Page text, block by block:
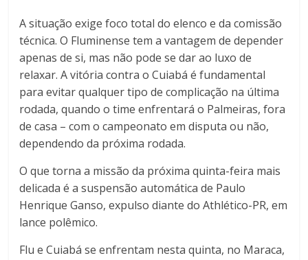
A situação exige foco total do elenco e da comissão
técnica. O Fluminense tem a vantagem de depender
apenas de si, mas não pode se dar ao luxo de
relaxar. A vitória contra o Cuiabá é fundamental
para evitar qualquer tipo de complicação na última
rodada, quando o time enfrentará o Palmeiras, fora
de casa – com o campeonato em disputa ou não,
dependendo da próxima rodada.
O que torna a missão da próxima quinta-feira mais
delicada é a suspensão automática de Paulo
Henrique Ganso, expulso diante do Athlético-PR, em
lance polêmico.
Flu e Cuiabá se enfrentam nesta quinta, no Maraca,